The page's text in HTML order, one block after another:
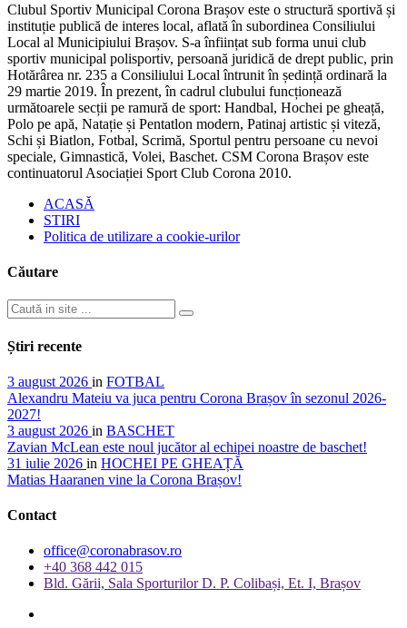
Clubul Sportiv Municipal Corona Brașov este o structură sportivă și
instituție publică de interes local, aflată în subordinea Consiliului
Local al Municipiului Brașov. S-a înființat sub forma unui club
sportiv municipal polisportiv, persoană juridică de drept public, prin
Hotărârea nr. 235 a Consiliului Local întrunit în ședință ordinară la
29 martie 2019. În prezent, în cadrul clubului funcționează
următoarele secții pe ramură de sport: Handbal, Hochei pe gheață,
Polo pe apă, Natație și Pentatlon modern, Patinaj artistic și viteză,
Schi și Biatlon, Fotbal, Scrimă, Sportul pentru persoane cu nevoi
speciale, Gimnastică, Volei, Baschet. CSM Corona Brașov este
continuatorul Asociației Sport Club Corona 2010.
ACASĂ
STIRI
Politica de utilizare a cookie-urilor
Căutare
Știri recente
3 august 2026 in FOTBAL
Alexandru Mateiu va juca pentru Corona Brașov în sezonul 2026-
2027!
3 august 2026 in BASCHET
Zavian McLean este noul jucător al echipei noastre de baschet!
31 iulie 2026 in HOCHEI PE GHEAȚĂ
Matias Haaranen vine la Corona Brașov!
Contact
office@coronabrasov.ro
+40 368 442 015
Bld. Gării, Sala Sporturilor D. P. Colibași, Et. I, Brașov